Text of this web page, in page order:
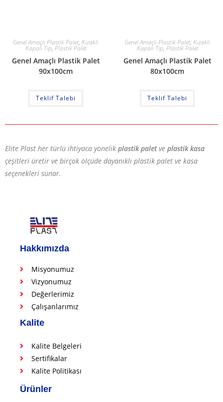
Genel Amaçlı Plastik Palet, Kızaklı
Kapalı Tip, Plastik Palet
Genel Amaçlı Plastik Palet
90x100cm
Teklif Talebi
Genel Amaçlı Plastik Palet, Kızaklı
Kapalı Tip, Plastik Palet
Genel Amaçlı Plastik Palet
80x100cm
Teklif Talebi
Elite Plast her türlü ihtiyaca yönelik plastik paletve plastik kasa
çeşitleri üretir ve birçok ölçüde dayanıklı plastik palet ve kasa
seçenekleri sunar.
Hakkımızda
Misyonumuz
Vizyonumuz
Değerlerimiz
Çalışanlarımız
Kalite
Kalite Belgeleri
Sertifikalar
Kalite Politikası
Ürünler